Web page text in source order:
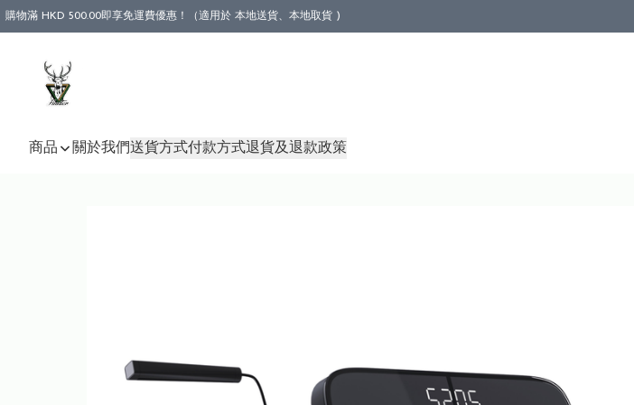
購物滿 HKD 500.00即享免運費優惠！（適用於 本地送貨、本地取貨 )
商品 關於我們送貨方式付款方式退貨及退款政策